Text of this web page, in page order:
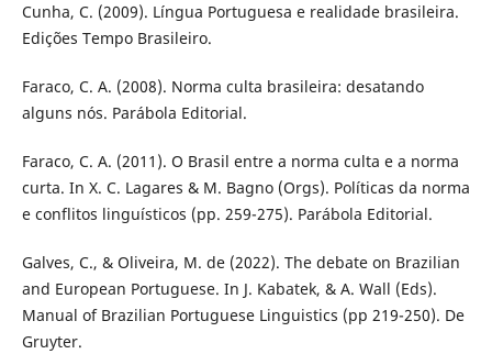
Cunha, C. (2009). Língua Portuguesa e realidade brasileira.
Edições Tempo Brasileiro.
Faraco, C. A. (2008). Norma culta brasileira: desatando
alguns nós. Parábola Editorial.
Faraco, C. A. (2011). O Brasil entre a norma culta e a norma
curta. In X. C. Lagares & M. Bagno (Orgs). Políticas da norma
e conflitos linguísticos (pp. 259-275). Parábola Editorial.
Galves, C., & Oliveira, M. de (2022). The debate on Brazilian
and European Portuguese. In J. Kabatek, & A. Wall (Eds).
Manual of Brazilian Portuguese Linguistics (pp 219-250). De
Gruyter.